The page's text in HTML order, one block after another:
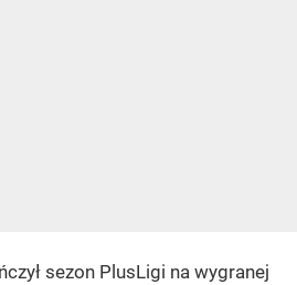
sezon PlusLigi na wygranej